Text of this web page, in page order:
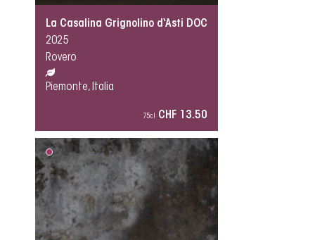
La Casalina Grignolino d‘Asti DOC
2025
Rovero
Piemonte, Italia
75cl CHF 13.50